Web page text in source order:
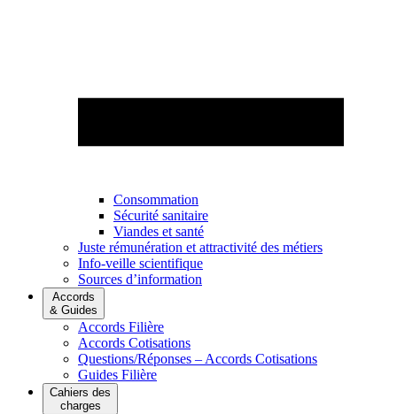
Consommation
Sécurité sanitaire
Viandes et santé
Juste rémunération et attractivité des métiers
Info-veille scientifique
Sources d’information
Accords
& Guides
Accords Filière
Accords Cotisations
Questions/Réponses – Accords Cotisations
Guides Filière
Cahiers des
charges